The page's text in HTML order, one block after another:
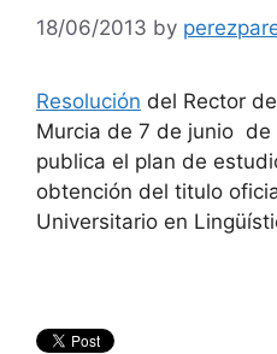
18/06/2013 by
Resolución del Rector
Murcia de 7 de junio de
publica el plan de
obtención del titulo
Universitario en